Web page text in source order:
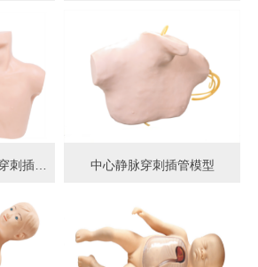
外周穿刺、中心静脉穿刺插管模型 中心静脉穿刺插管模型